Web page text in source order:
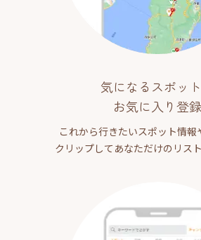
気になるスポッ
お気に入り登録
これから行きたいスポット情報
クリップしてあなただけのリス